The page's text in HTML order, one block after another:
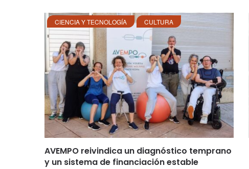
CIENCIA Y TECNOLOGÍA CULTURA
AVEMPO reivindica un diagnóstico temprano
y un sistema de financiación estable